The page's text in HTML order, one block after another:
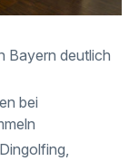
Bayern deutlich
bei